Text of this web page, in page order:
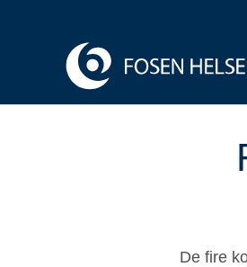
De fire